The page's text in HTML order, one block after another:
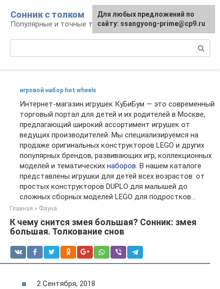
контенту
Сонник с толком
Популярные и точные толкования снов
игровой набор hot wheels
Интернет-магазин игрушек КуБиБум — это современный
торговый портал для детей и их родителей в Москве,
предлагающий широкий ассортимент игрушек от
ведущих производителей. Мы специализируемся на
продаже оригинальных конструкторов LEGO и других
популярных брендов, развивающих игр, коллекционных
моделей и тематических наборов. В нашем каталоге
представлены игрушки для детей всех возрастов: от
простых конструкторов DUPLO для малышей до
сложных сборных моделей LEGO для подростков...
Главная » Фауна
К чему снится змея большая? Сонник: змея
большая. Толкование снов
2 Сентября, 2018
Для любых предложений по
сайту: ssangyong-prime@cp9.ru